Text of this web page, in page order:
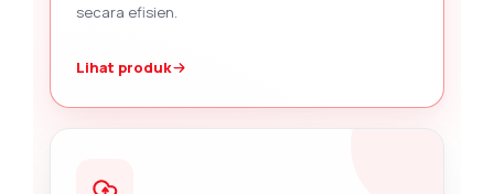
secara efisien.
Lihat produk